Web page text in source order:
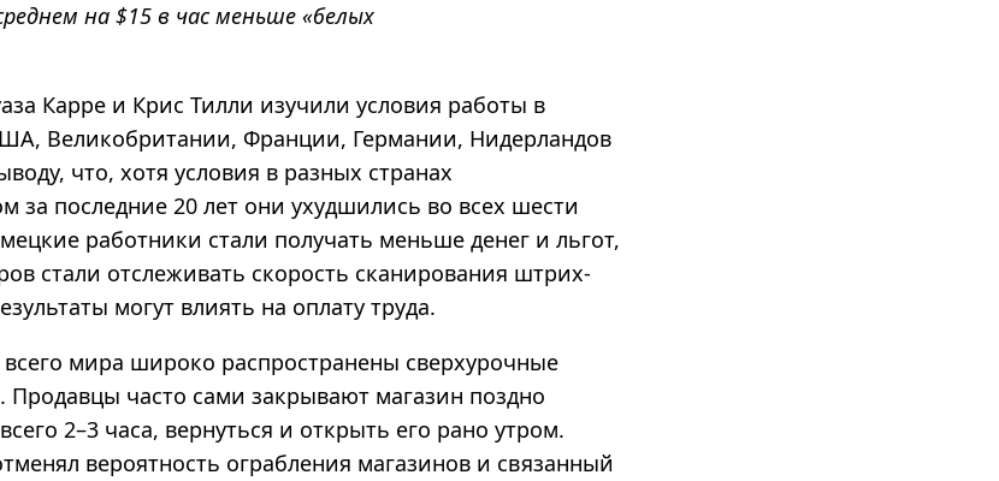
на $15 в час меньше «белых
Карре и Крис Тилли изучили условия работы в
Великобритании, Франции, Германии, Нидерландов
что, хотя условия в разных странах
за последние 20 лет они ухудшились во всех шести
работники стали получать меньше денег и льгот,
стали отслеживать скорость сканирования штрих-
могут влиять на оплату труда.
мира широко распространены сверх­урочные
Продавцы часто сами закрывают магазин поздно
2–3 часа, вернуться и открыть его рано утром.
вероятность ограбления магазинов и связанный